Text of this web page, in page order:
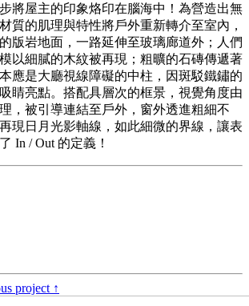
將屋主的印象烙印在腦海中！為營造出無
質的肌理與特性將戶外重新轉介至室內，
版岩地面，一路延伸至玻璃廊道外；人們
以細膩的木紋被再現；粗曠的石磚傳遞著
應是大廳視線障礙的中柱，因斑駁鐵鏽的
睛亮點。搭配具層次的框景，視覺角度由
，被引導連結至戶外，窗外透進粗細不
現日月光影軸線，如此細微的界線，讓表
In / Out 的定義！
project ↑